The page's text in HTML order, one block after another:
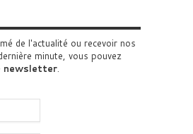
de l'actualité ou recevoir nos
minute, vous pouvez
newsletter.